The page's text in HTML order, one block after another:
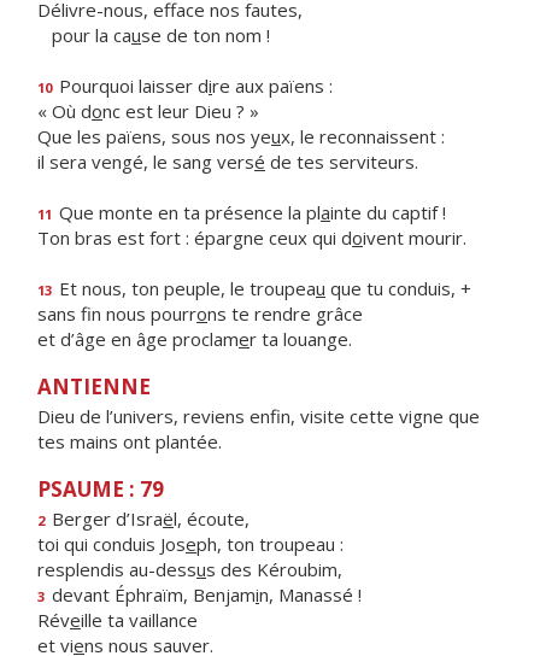
Délivre-nous, efface nos fautes,
pour la cause de ton nom !
10 Pourquoi laisser dire aux païens :
« Où donc est leur Dieu ? »
Que les païens, sous nos yeux, le reconnaissent :
il sera vengé, le sang versé de tes serviteurs.
11 Que monte en ta présence la plainte du captif !
Ton bras est fort : épargne ceux qui doivent mourir.
13 Et nous, ton peuple, le troupeau que tu conduis, +
sans fin nous pourrons te rendre grâce
et d’âge en âge proclamer ta louange.
ANTIENNE
Dieu de l’univers, reviens enfin, visite cette vigne que
tes mains ont plantée.
PSAUME : 79
2 Berger d’Israël, écoute,
toi qui conduis Joseph, ton troupeau :
resplendis au-dessus des Kéroubim,
3 devant Éphraïm, Benjamin, Manassé !
Réveille ta vaillance
et viens nous sauver.